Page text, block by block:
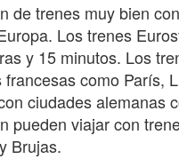
de trenes muy bien
Los trenes
y 15 minutos. Los
como París,
ciudades alemanas
pueden viajar con
Brujas.